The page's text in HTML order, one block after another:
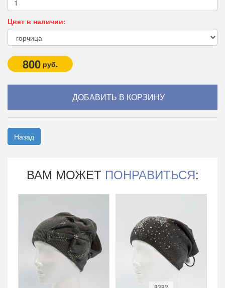
Цвет в наличии:
800 руб.
Назад
ВАМ МОЖЕТ ПОНРАВИТЬСЯ: